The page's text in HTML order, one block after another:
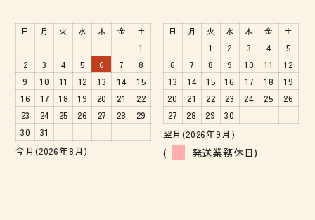
今月(2026年8月)
日 月 火 水 木 金 土
1
2
3 4 5 6 7
8
9
10 11 12 13 14
15
16
17 18 19 20 21
22
23
24 25 26 27 28
29
30
31 翌月(2026年9月)
日 月 火 水 木 金 土
1 2 3 4
5
6
7 8 9 10 11
12
13
14 15 16 17 18
19
20
21 22 23 24 25
26
27
28 29 30
( 発送業務休日)